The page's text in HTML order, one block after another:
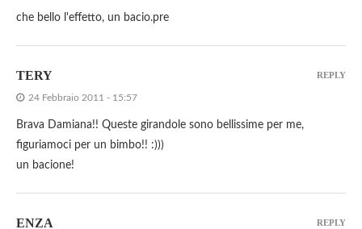
che bello l'effetto, un bacio.pre
TERY
24 Febbraio 2011 - 15:57
Brava Damiana!! Queste girandole sono bellissime per me,
figuriamoci per un bimbo!! :)))
un bacione!
REPLY
ENZA REPLY